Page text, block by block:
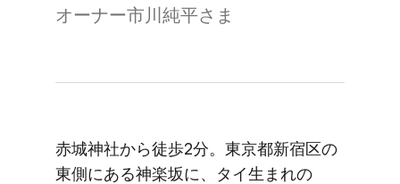
オーナー市川純平さま
赤城神社から​徒歩2分。​東京都新宿区の​
東側に​ある​神楽坂に、​タイ生まれの​